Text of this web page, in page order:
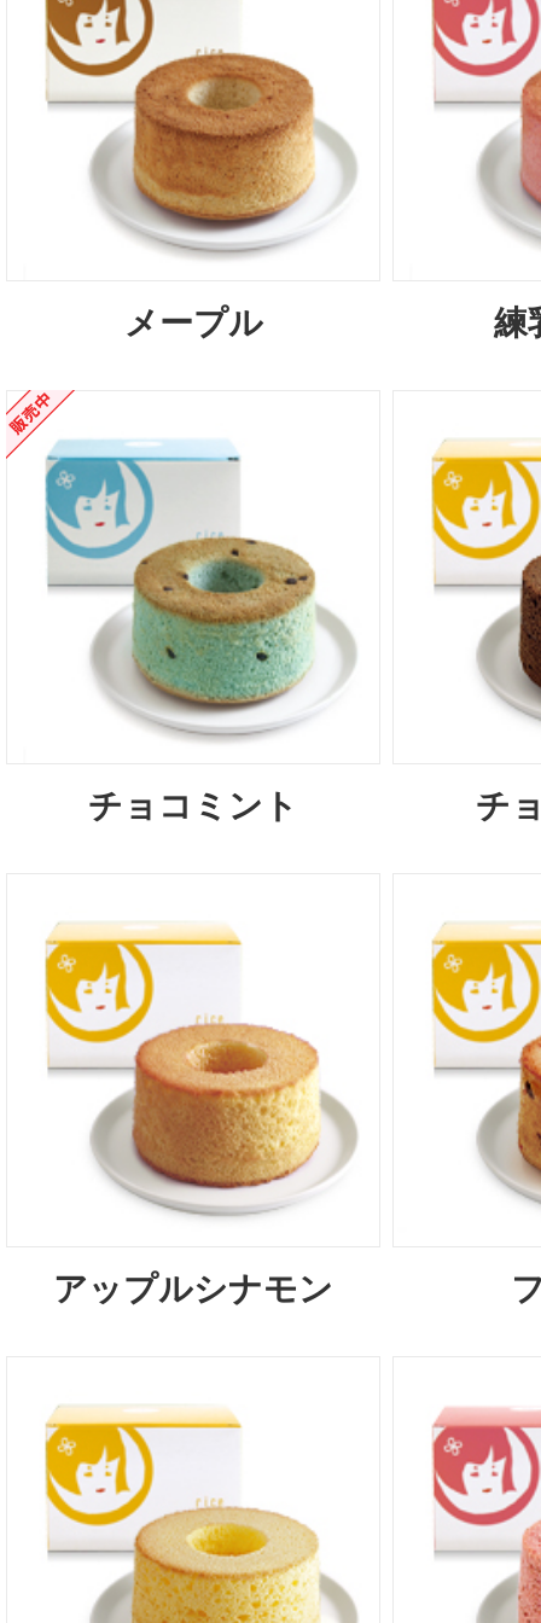
メープル 練
チョコミント チ
アップルシナモン